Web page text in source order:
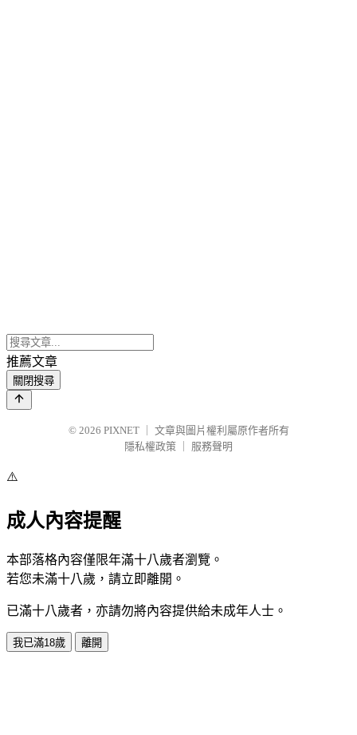
推薦文章
關閉搜尋
© 2026 PIXNET
文章與圖片權利屬原作者所有
隱私權政策
服務聲明
⚠️
成人內容提醒
本部落格內容僅限年滿十八歲者瀏覽。
若您未滿十八歲，請立即離開。
已滿十八歲者，亦請勿將內容提供給未成年人士。
我已滿18歲 離開